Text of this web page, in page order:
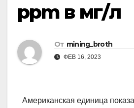
ppm в мг/л
От mining_broth
ФЕВ 16, 2023
Американская единица